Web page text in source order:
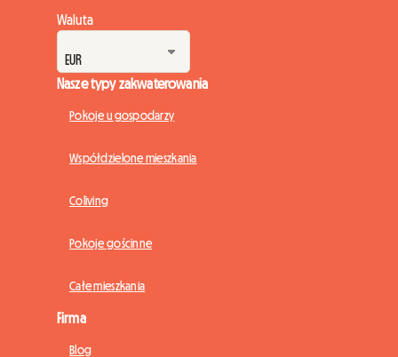
Waluta
Nasze typy zakwaterowania
Pokoje u gospodarzy
Współdzielone mieszkania
Coliving
Pokoje gościnne
Całe mieszkania
Firma
Blog